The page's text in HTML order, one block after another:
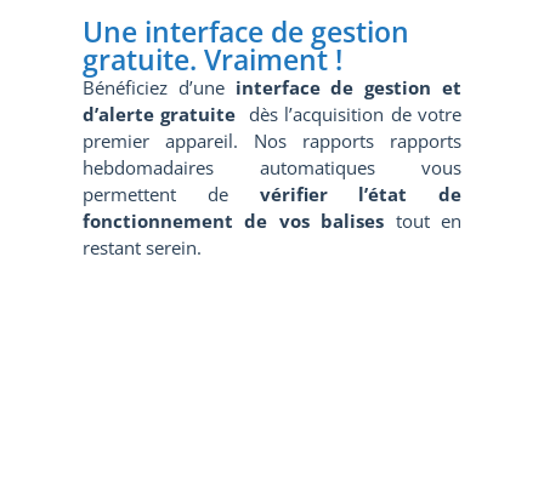
Une interface de gestion
gratuite. Vraiment !
Bénéficiez d’une interface de gestion et
d’alerte gratuite dès l’acquisition de votre
premier appareil. Nos rapports rapports
hebdomadaires automatiques vous
permettent de vérifier l’état de
fonctionnement de vos balises tout en
restant serein.